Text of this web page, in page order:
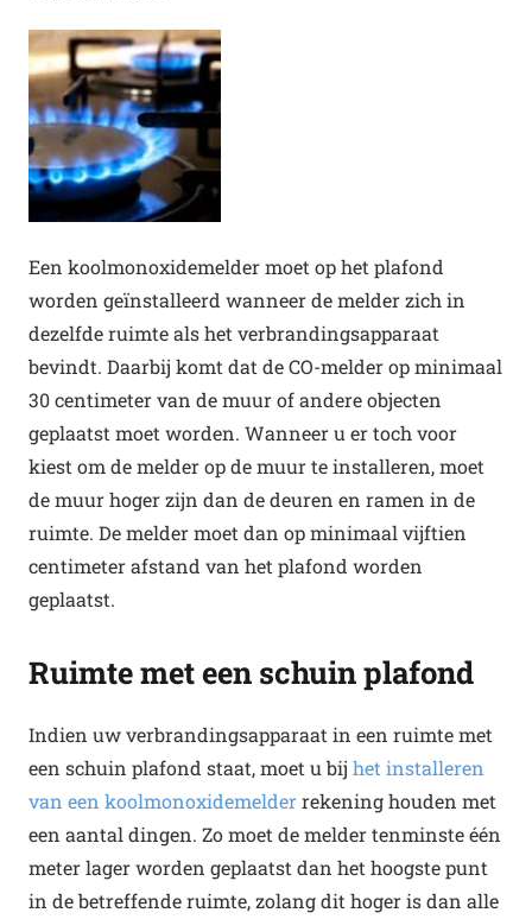
Een koolmonoxidemelder moet op het plafond
worden geïnstalleerd wanneer de melder zich in
dezelfde ruimte als het verbrandingsapparaat
bevindt. Daarbij komt dat de CO-melder op minimaal
30 centimeter van de muur of andere objecten
geplaatst moet worden. Wanneer u er toch voor
kiest om de melder op de muur te installeren, moet
de muur hoger zijn dan de deuren en ramen in de
ruimte. De melder moet dan op minimaal vijftien
centimeter afstand van het plafond worden
geplaatst.
Ruimte met een schuin plafond
Indien uw verbrandingsapparaat in een ruimte met
een schuin plafond staat, moet u bij het installeren
van een koolmonoxidemelderrekening houden met
een aantal dingen. Zo moet de melder tenminste één
meter lager worden geplaatst dan het hoogste punt
in de betreffende ruimte, zolang dit hoger is dan alle